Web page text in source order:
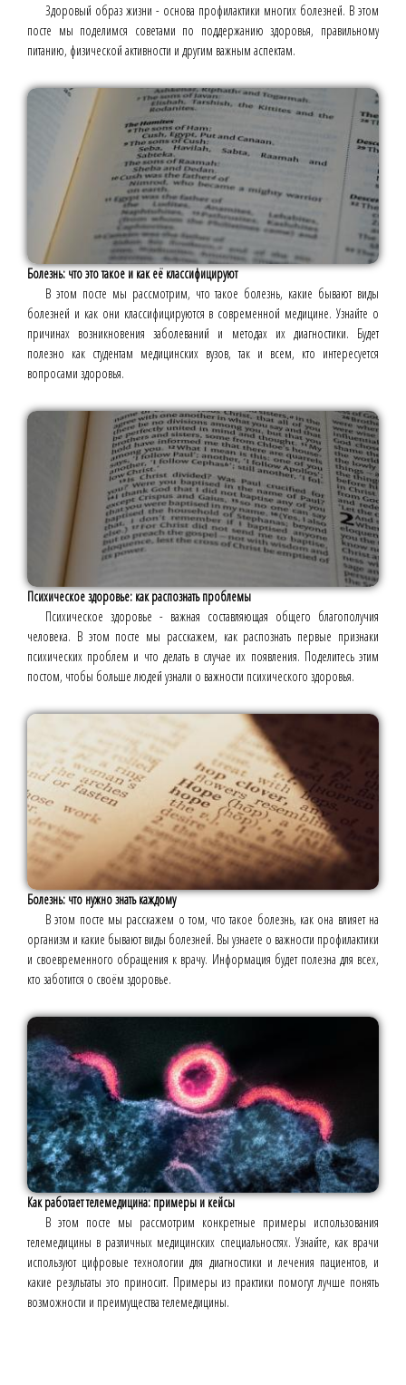
Здоровый образ жизни - основа профилактики многих болезней. В этом
посте мы поделимся советами по поддержанию здоровья, правильному
питанию, физической активности и другим важным аспектам.
Болезнь: что это такое и как её классифицируют
В этом посте мы рассмотрим, что такое болезнь, какие бывают виды
болезней и как они классифицируются в современной медицине. Узнайте о
причинах возникновения заболеваний и методах их диагностики. Будет
полезно как студентам медицинских вузов, так и всем, кто интересуется
вопросами здоровья.
Психическое здоровье: как распознать проблемы
Психическое здоровье - важная составляющая общего благополучия
человека. В этом посте мы расскажем, как распознать первые признаки
психических проблем и что делать в случае их появления. Поделитесь этим
постом, чтобы больше людей узнали о важности психического здоровья.
Болезнь: что нужно знать каждому
В этом посте мы расскажем о том, что такое болезнь, как она влияет на
организм и какие бывают виды болезней. Вы узнаете о важности профилактики
и своевременного обращения к врачу. Информация будет полезна для всех,
кто заботится о своём здоровье.
Как работает телемедицина: примеры и кейсы
В этом посте мы рассмотрим конкретные примеры использования
телемедицины в различных медицинских специальностях. Узнайте, как врачи
используют цифровые технологии для диагностики и лечения пациентов, и
какие результаты это приносит. Примеры из практики помогут лучше понять
возможности и преимущества телемедицины.